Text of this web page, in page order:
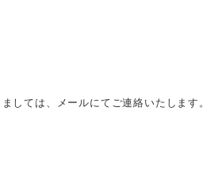
しては、メールにてご連絡いたします。